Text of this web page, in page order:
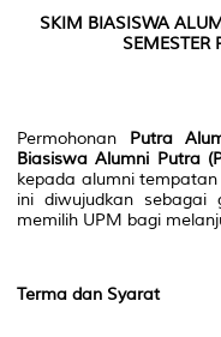
SKIM BIASISWA
SEMESTER
Permohonan Putra
Biasiswa Alumni Putra
kepada alumni
ini diwujudkan sebagai
memilih UPM bagi
Terma dan Syarat